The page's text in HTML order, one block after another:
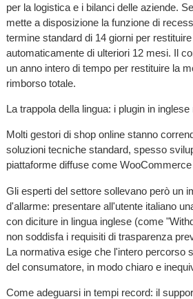
per la logistica e i bilanci delle aziende.
mette a disposizione la funzione di
termine standard di 14 giorni per
automaticamente di ulteriori 12 mesi. Il
un anno intero di tempo per restituire la
rimborso totale.
La trappola della lingua: i plugin in
Molti gestori di shop online stanno
soluzioni tecniche standard, spesso
piattaforme diffuse come
Gli esperti del settore sollevano però un
d'allarme: presentare all'utente italiano
con diciture in lingua inglese (come
non soddisfa i requisiti di trasparenza
La normativa esige che l'intero percorso
del consumatore, in modo chiaro e
Come adeguarsi in tempi record: il